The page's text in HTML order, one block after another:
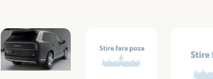
repetă de
mai multe
ori